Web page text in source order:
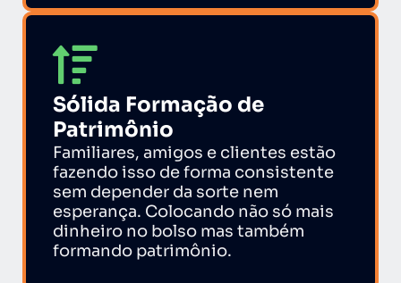
Sólida Formação de
Patrimônio
Familiares, amigos e clientes estão
fazendo isso de forma consistente
sem depender da sorte nem
esperança. Colocando não só mais
dinheiro no bolso mas também
formando patrimônio.